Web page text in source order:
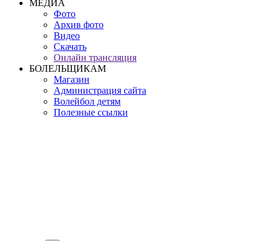
МЕДИА
Фото
Архив фото
Видео
Скачать
Онлайн трансляция
БОЛЕЛЬЩИКАМ
Магазин
Администрация сайта
Волейбол детям
Полезные ссылки